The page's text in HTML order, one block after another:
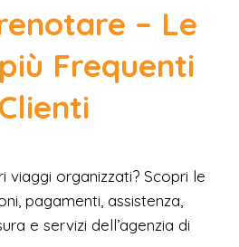
– Le
Frequenti
viaggi organizzati? Scopri le
pagamenti, assistenza,
e servizi dell’agenzia di